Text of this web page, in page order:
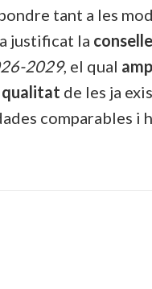
tant a les
justificat la
2029, el qual
qualitat de les ja
comparables